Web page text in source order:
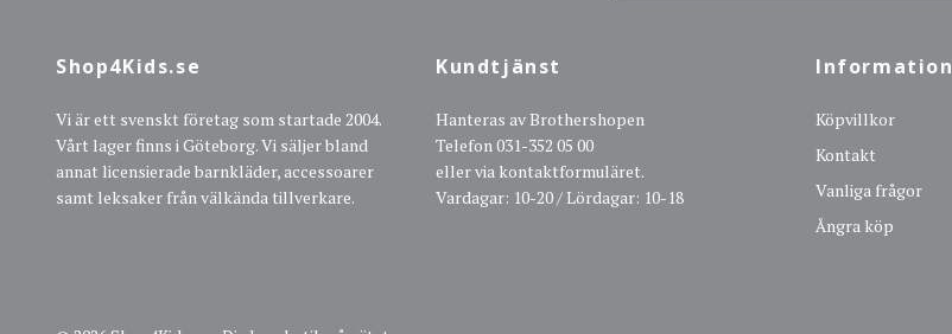
Shop4Kids.se
Vi är ett svenskt företag som startade 2004.
Vårt lager finns i Göteborg. Vi säljer bland
annat licensierade barnkläder, accessoarer
samt leksaker från välkända tillverkare.
Kundtjänst
Hanteras av Brothershopen
Telefon 031-352 05 00
eller via kontaktformuläret.
Vardagar: 10-20 / Lördagar: 10-18
Information
Köpvillkor
Kontakt
Vanliga frågor
Ångra köp